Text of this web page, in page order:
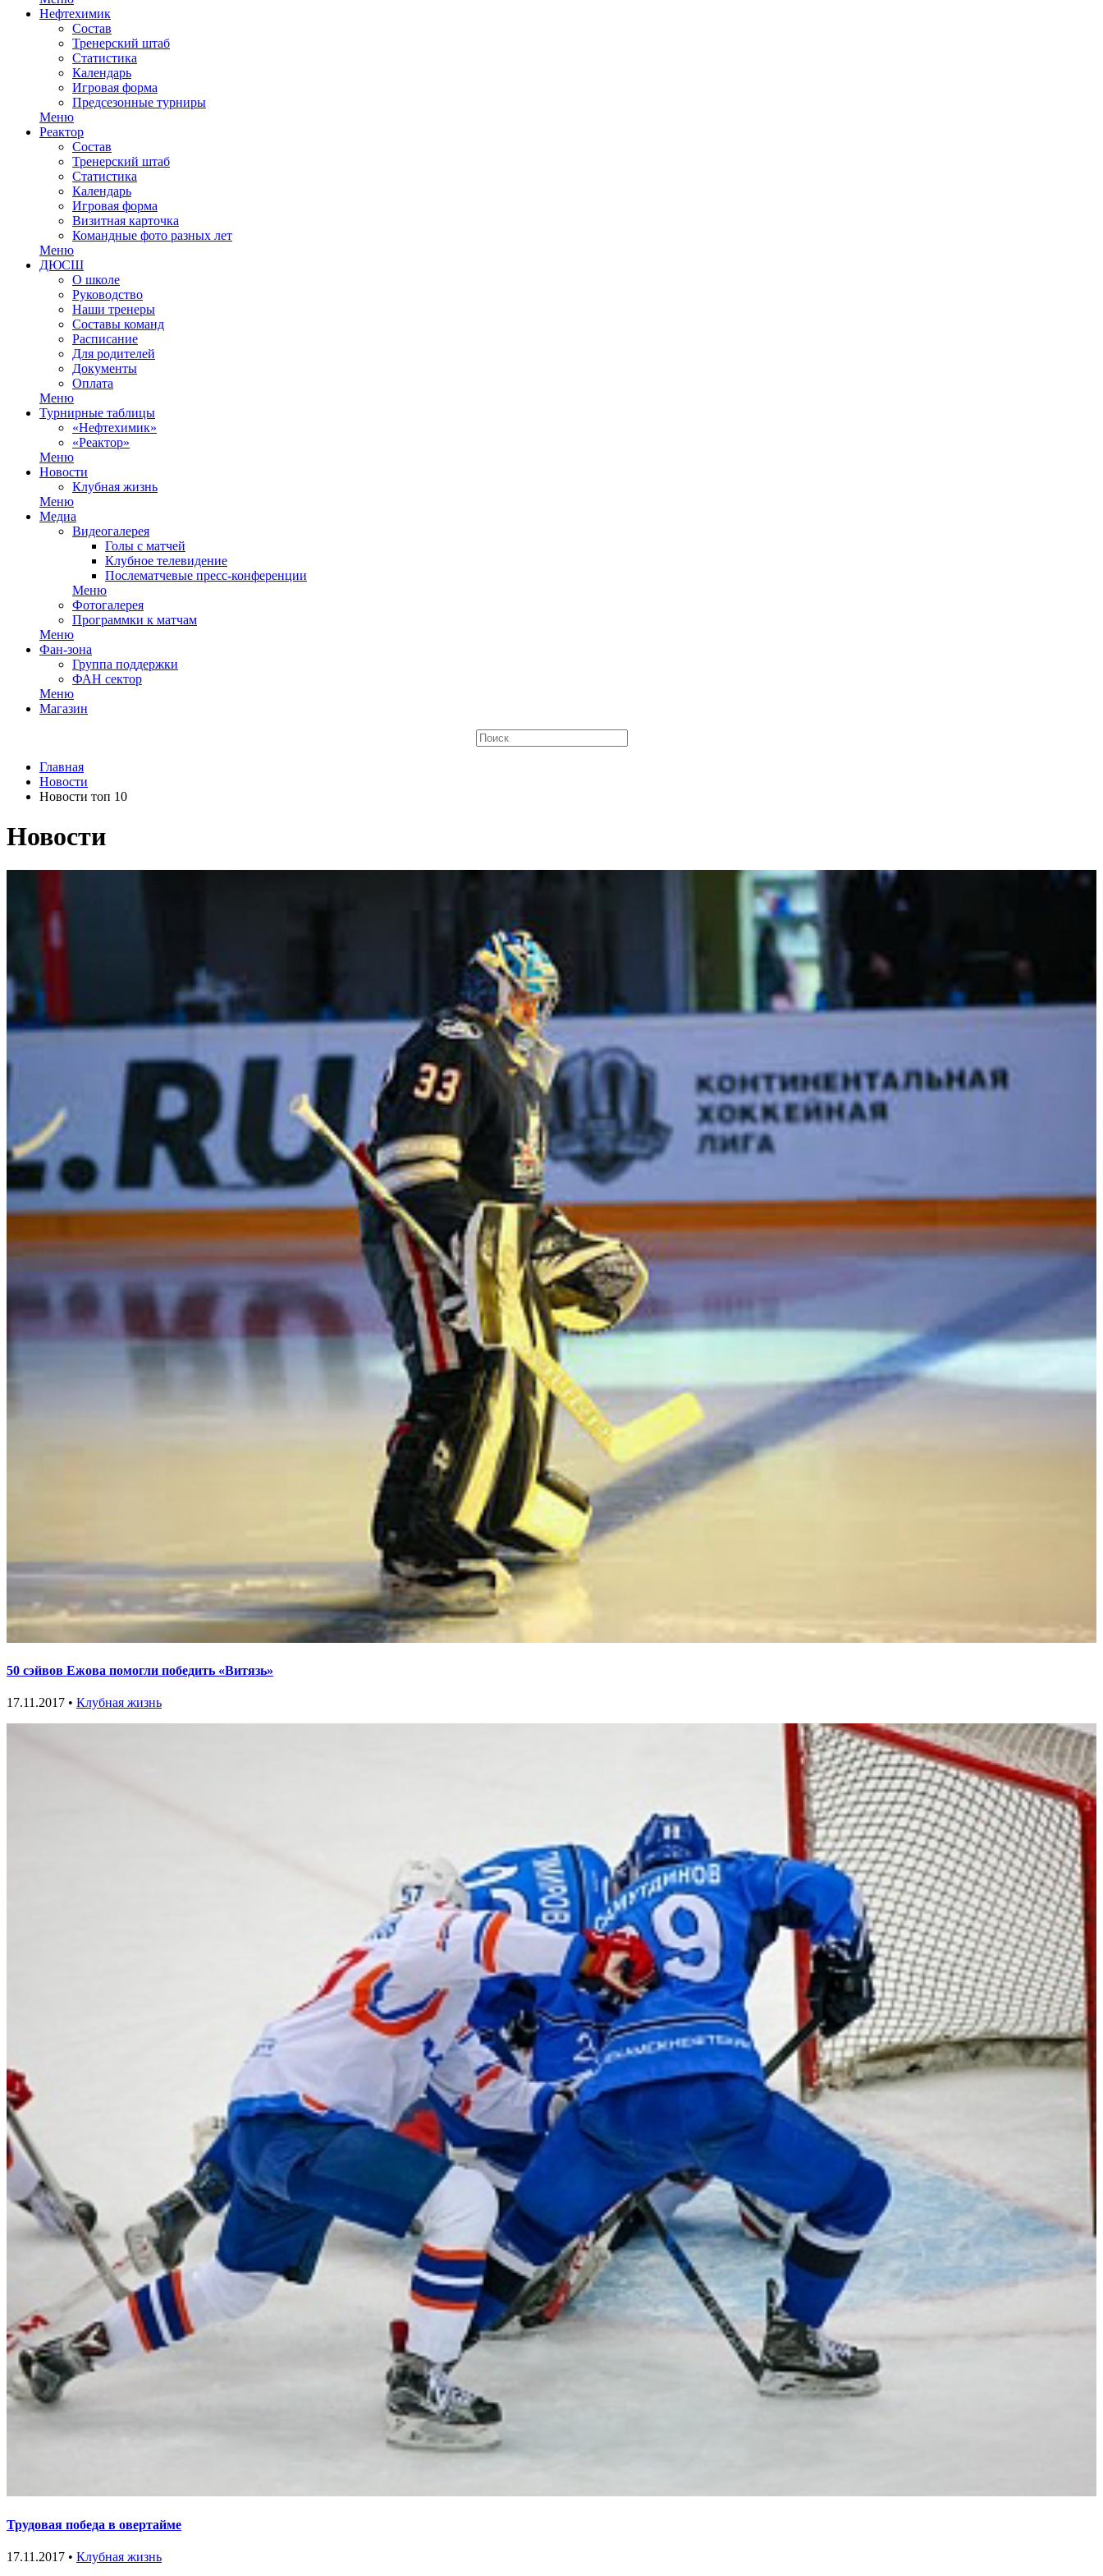
Нефтехимик
Состав
Тренерский штаб
Статистика
Календарь
Игровая форма
Предсезонные турниры
Меню
Реактор
Состав
Тренерский штаб
Статистика
Календарь
Игровая форма
Визитная карточка
Командные фото разных лет
Меню
ДЮСШ
О школе
Руководство
Наши тренеры
Составы команд
Расписание
Для родителей
Документы
Оплата
Меню
Турнирные таблицы
«Нефтехимик»
«Реактор»
Меню
Новости
Клубная жизнь
Меню
Медиа
Видеогалерея
Голы с матчей
Клубное телевидение
Послематчевые пресс-конференции
Меню
Фотогалерея
Программки к матчам
Меню
Фан-зона
Группа поддержки
ФАН сектор
Меню
Магазин
Главная
Новости
Новости топ 10
Новости
50 сэйвов Ежова помогли победить «Витязь»
17.11.2017 • Клубная жизнь
Трудовая победа в овертайме
17.11.2017 • Клубная жизнь